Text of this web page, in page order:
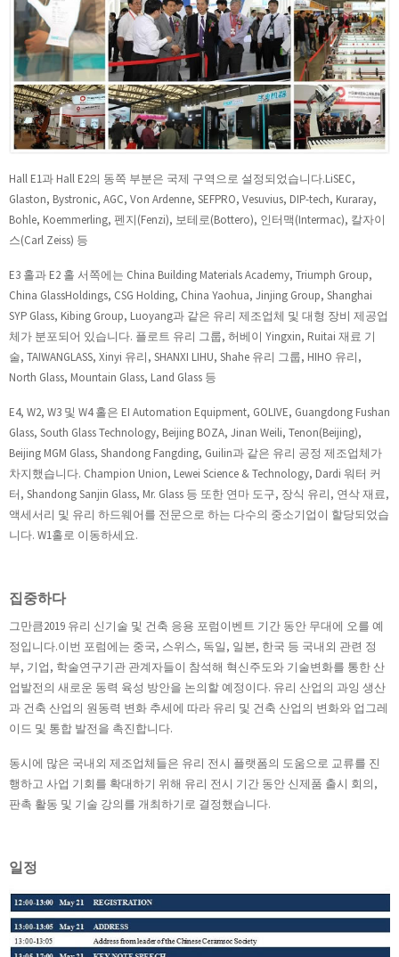
Hall E1과 Hall E2의 동쪽 부분은 국제 구역으로 설정되었습니다.LiSEC,
Glaston, Bystronic, AGC, Von Ardenne, SEFPRO, Vesuvius, DIP-tech, Kuraray,
Bohle, Koemmerling, 펜지(Fenzi), 보테로(Bottero), 인터맥(Intermac), 칼자이
스(Carl Zeiss) 등
E3 홀과 E2 홀 서쪽에는 China Building Materials Academy, Triumph Group,
China GlassHoldings, CSG Holding, China Yaohua, Jinjing Group, Shanghai
SYP Glass, Kibing Group, Luoyang과 같은 유리 제조업체 및 대형 장비 제공업
체가 분포되어 있습니다. 플로트 유리 그룹, 허베이 Yingxin, Ruitai 재료 기
술, TAIWANGLASS, Xinyi 유리, SHANXI LIHU, Shahe 유리 그룹, HIHO 유리,
North Glass, Mountain Glass, Land Glass 등
E4, W2, W3 및 W4 홀은 EI Automation Equipment, GOLIVE, Guangdong Fushan
Glass, South Glass Technology, Beijing BOZA, Jinan Weili, Tenon(Beijing),
Beijing MGM Glass, Shandong Fangding, Guilin과 같은 유리 공정 제조업체가
차지했습니다. Champion Union, Lewei Science & Technology, Dardi 워터 커
터, Shandong Sanjin Glass, Mr. Glass 등 또한 연마 도구, 장식 유리, 연삭 재료,
액세서리 및 유리 하드웨어를 전문으로 하는 다수의 중소기업이 할당되었습
니다. W1홀로 이동하세요.
집중하다
그만큼2019 유리 신기술 및 건축 응용 포럼이벤트 기간 동안 무대에 오를 예
정입니다.이번 포럼에는 중국, 스위스, 독일, 일본, 한국 등 국내외 관련 정
부, 기업, 학술연구기관 관계자들이 참석해 혁신주도와 기술변화를 통한 산
업발전의 새로운 동력 육성 방안을 논의할 예정이다. 유리 산업의 과잉 생산
과 건축 산업의 원동력 변화 추세에 따라 유리 및 건축 산업의 변화와 업그레
이드 및 통합 발전을 촉진합니다.
동시에 많은 국내외 제조업체들은 유리 전시 플랫폼의 도움으로 교류를 진
행하고 사업 기회를 확대하기 위해 유리 전시 기간 동안 신제품 출시 회의,
판촉 활동 및 기술 강의를 개최하기로 결정했습니다.
일정